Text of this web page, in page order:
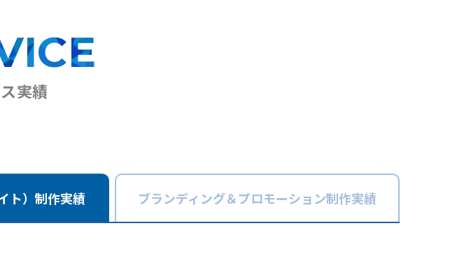
実績
ト）制作実績 ブランディング＆プロモーション制作実績